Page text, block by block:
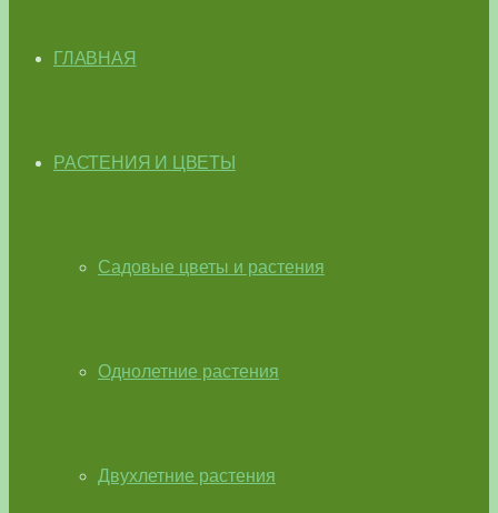
ГЛАВНАЯ
РАСТЕНИЯ И ЦВЕТЫ
Садовые цветы и растения
Однолетние растения
Двухлетние растения